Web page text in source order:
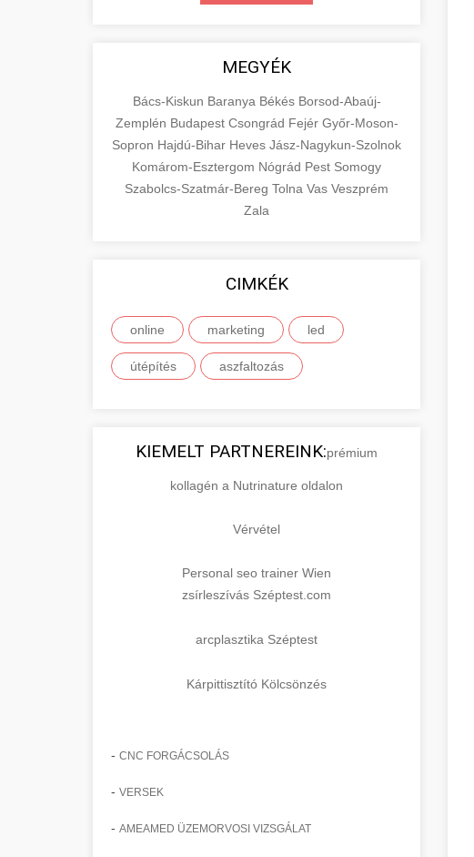
MEGYÉK
Bács-Kiskun Baranya Békés Borsod-Abaúj-
Zemplén Budapest Csongrád Fejér Győr-Moson-
Sopron Hajdú-Bihar Heves Jász-Nagykun-Szolnok
Komárom-Esztergom Nógrád Pest Somogy
Szabolcs-Szatmár-Bereg Tolna Vas Veszprém
Zala
CIMKÉK
online marketing led
útépítés aszfaltozás
KIEMELT PARTNEREINK:prémium
kollagén a Nutrinature oldalon
Vérvétel
Personal seo trainer Wien
zsírleszívás Széptest.com
arcplasztika Széptest
Kárpittisztító Kölcsönzés
- CNC FORGÁCSOLÁS
- VERSEK
- AMEAMED ÜZEMORVOSI VIZSGÁLAT